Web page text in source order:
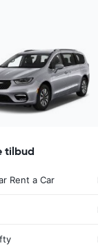
tilbud
Rent a Car